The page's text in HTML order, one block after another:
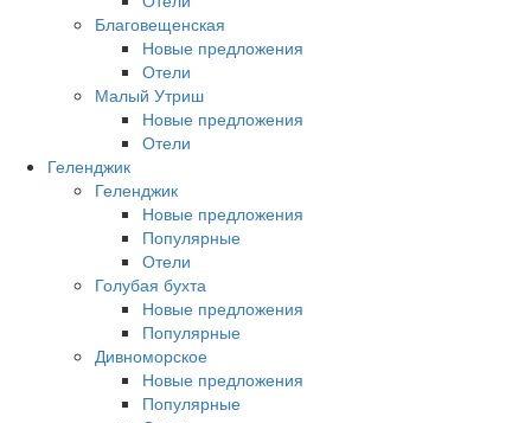
Благовещенская
Новые предложения
Отели
Малый Утриш
Новые предложения
Отели
Геленджик
Геленджик
Новые предложения
Популярные
Отели
Голубая бухта
Новые предложения
Популярные
Дивноморское
Новые предложения
Популярные